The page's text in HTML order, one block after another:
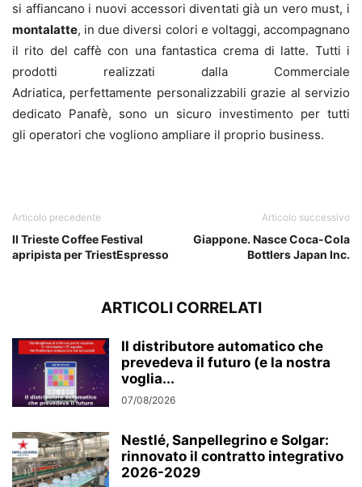
si affiancano i nuovi accessori diventati già un vero must, i
montalatte, in due diversi colori e voltaggi, accompagnano
il rito del caffè con una fantastica crema di latte. Tutti i
prodotti realizzati dalla Commerciale
Adriatica, perfettamente personalizzabili grazie al servizio
dedicato Panafè, sono un sicuro investimento per tutti
gli operatori che vogliono ampliare il proprio business.
Articolo precedente
Il Trieste Coffee Festival
apripista per TriestEspresso
Articolo successivo
Giappone. Nasce Coca-Cola
Bottlers Japan Inc.
ARTICOLI CORRELATI
Il distributore automatico che
prevedeva il futuro (e la nostra
voglia...
07/08/2026
Nestlé, Sanpellegrino e Solgar:
rinnovato il contratto integrativo
2026-2029